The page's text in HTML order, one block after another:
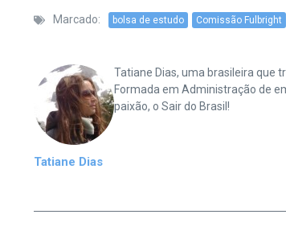
Marcado: bolsa de estudo Comissão Fulbright
Tatiane Dias
Tatiane Dias, uma brasileira que
Formada em Administração de
paixão, o Sair do Brasil!